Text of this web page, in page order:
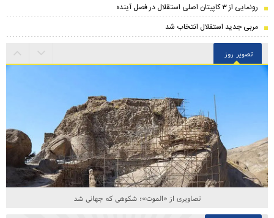
رونمایی از ۳ کاپیتان اصلی استقلال در فصل آینده
مربی جدید استقلال انتخاب شد
تصویر روز
تصاویری از «الموت»؛ شکوهی که جهانی شد